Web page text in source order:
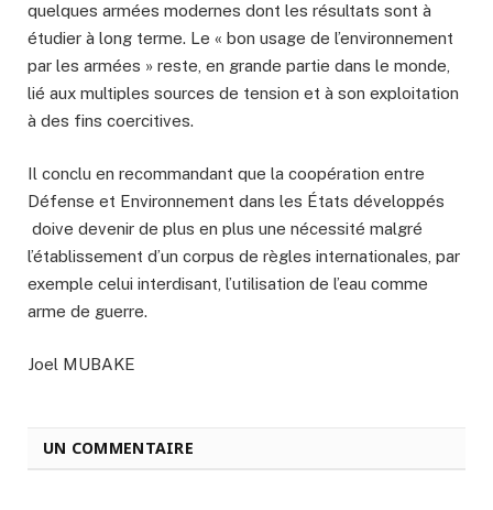
quelques armées modernes dont les résultats sont à
étudier à long terme. Le « bon usage de l’environnement
par les armées » reste, en grande partie dans le monde,
lié aux multiples sources de tension et à son exploitation
à des fins coercitives.
Il conclu en recommandant que la coopération entre
Défense et Environnement dans les États développés
doive devenir de plus en plus une nécessité malgré
l’établissement d’un corpus de règles internationales, par
exemple celui interdisant, l’utilisation de l’eau comme
arme de guerre.
Joel MUBAKE
UN COMMENTAIRE